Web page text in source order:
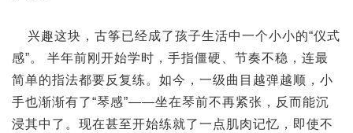
兴趣这块，古筝已经成了孩子生活中一个小小的“仪式
感”。 半年前刚开始学时，手指僵硬、节奏不稳，连最
简单的指法都要反复练。如今，一级曲目越弹越顺，小
手也渐渐有了“琴感”——坐在琴前不再紧张，反而能沉
浸其中了。现在甚至开始练就了一点肌肉记忆，即使不